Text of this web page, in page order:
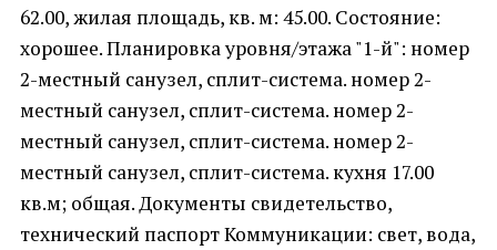
62.00, жилая площадь, кв. м: 45.00. Состояние:
хорошее. Планировка уровня/этажа "1-й": номер
2-местный санузел, сплит-система. номер 2-
местный санузел, сплит-система. номер 2-
местный санузел, сплит-система. номер 2-
местный санузел, сплит-система. кухня 17.00
кв.м; общая. Документы свидетельство,
технический паспорт Коммуникации: свет, вода,